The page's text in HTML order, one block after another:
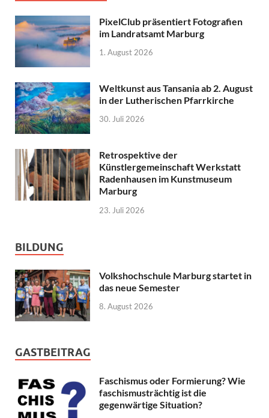
PixelClub präsentiert Fotografien
im Landratsamt Marburg
1. August 2026
Weltkunst aus Tansania ab 2. August
in der Lutherischen Pfarrkirche
30. Juli 2026
Retrospektive der
Künstlergemeinschaft Werkstatt
Radenhausen im Kunstmuseum
Marburg
23. Juli 2026
BILDUNG
Volkshochschule Marburg startet in
das neue Semester
8. August 2026
GASTBEITRAG
Faschismus oder Formierung? Wie
faschismusträchtig ist die
gegenwärtige Situation?